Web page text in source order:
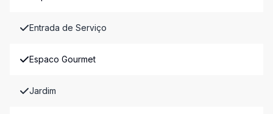
Entrada de Serviço
Espaco Gourmet
Jardim